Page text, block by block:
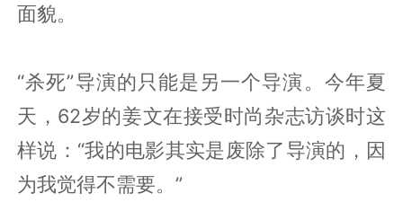
面貌。
“杀死”导演的只能是另一个导演。今年夏
天，62岁的姜文在接受时尚杂志访谈时这
样说：“我的电影其实是废除了导演的，因
为我觉得不需要。”